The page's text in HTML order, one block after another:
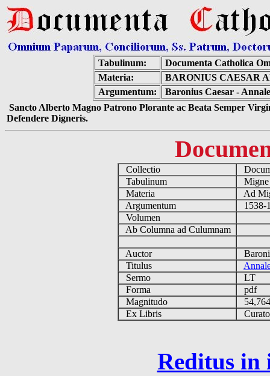
Tabulinum:
Documenta Catholica
Materia:
BARONIUS CAESAR
Argumentum:
Baronius Caesar -
Sancto Alberto Magno Patrono Plorante ac Beata Semper
Defendere Digneris.
Collectio
Tabulinum
Materia
Ad
Argumentum
1538-
Volumen
Ab Columna ad Culumnam
Auctor
Titulus
Sermo
LT
Forma
pdf
Magnitudo
Ex Libris
Reditus in